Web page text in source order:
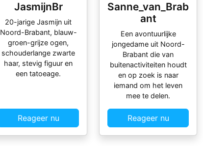
JasmijnBr
20-jarige Jasmijn uit
Noord-Brabant, blauw-
groen-grijze ogen,
schouderlange zwarte
haar, stevig figuur en
een tatoeage.
Reageer nu
Sanne_van_Brab
ant
Een avontuurlijke
jongedame uit Noord-
Brabant die van
buitenactiviteiten houdt
en op zoek is naar
iemand om het leven
mee te delen.
Reageer nu